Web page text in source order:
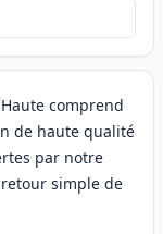
comprend
de haute qualité
par notre
simple de